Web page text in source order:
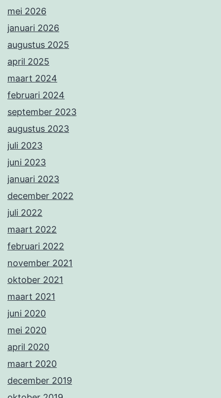
mei 2026
januari 2026
augustus 2025
april 2025
maart 2024
februari 2024
september 2023
augustus 2023
juli 2023
juni 2023
januari 2023
december 2022
juli 2022
maart 2022
februari 2022
november 2021
oktober 2021
maart 2021
juni 2020
mei 2020
april 2020
maart 2020
december 2019